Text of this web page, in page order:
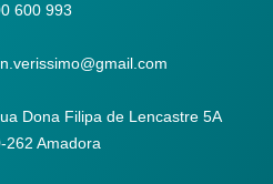
600 993
Dona Filipa de Lencastre 5A
262 Amadora